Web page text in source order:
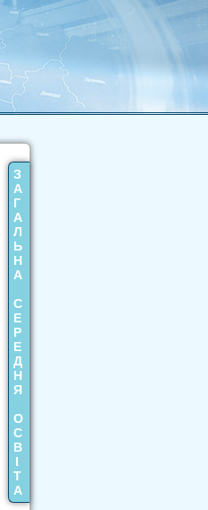
З
А
Г
А
Л
Ь
Н
А
С
Е
Р
Е
Д
Н
Я
О
С
В
І
Т
А